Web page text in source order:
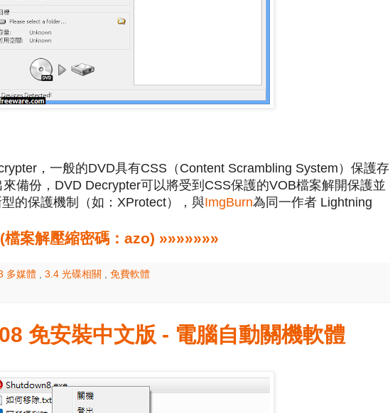
，一般的DVD具有CSS（Content Scrambling System）保護存
備份，DVD Decrypter可以將受到CSS保護的VOB檔案解開保護並
的保護機制（如：XProtect），與ImgBurn為同一作者 Lightning
案解壓縮密碼：azo) »»»»»»»
多媒體 3.4 光碟相關 免費軟體
免安裝中文版 - 電腦自動關機軟體